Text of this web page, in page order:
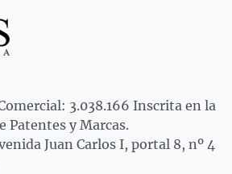
3.038.166 Inscrita en la
Patentes y Marcas.
Juan Carlos I, portal 8, nº 4